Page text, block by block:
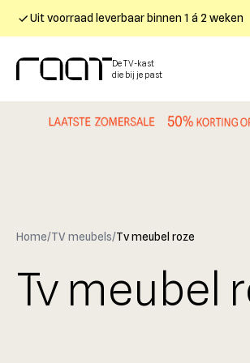
Uit voorraad leverbaar binnen 1 á 2 weken
De TV-kast
die bij je past
Home/TV meubels/Tv meubel roze
Tv meubel